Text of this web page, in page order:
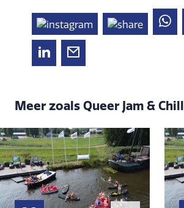
Meer zoals Queer Jam & Chill